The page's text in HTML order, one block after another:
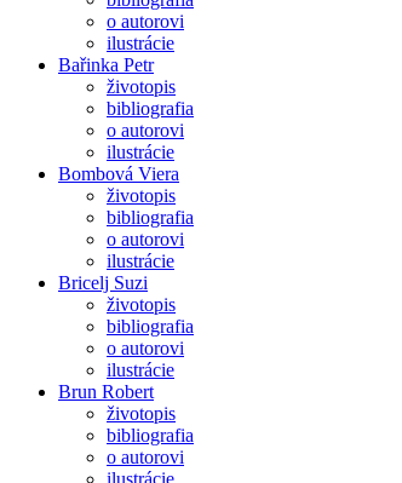
o autorovi
ilustrácie
Bařinka Petr
životopis
bibliografia
o autorovi
ilustrácie
Bombová Viera
životopis
bibliografia
o autorovi
ilustrácie
Bricelj Suzi
životopis
bibliografia
o autorovi
ilustrácie
Brun Robert
životopis
bibliografia
o autorovi
ilustrácie